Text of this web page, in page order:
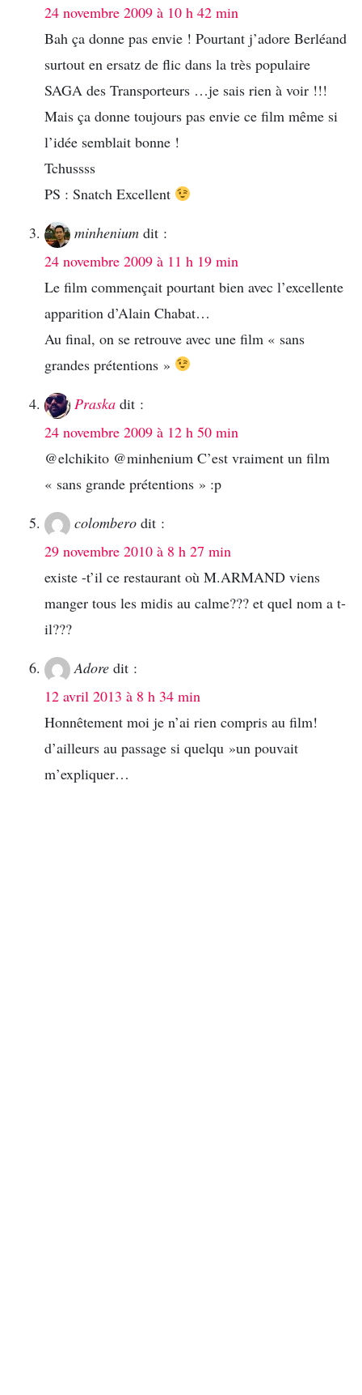
24 novembre 2009 à 10 h 42 min
Bah ça donne pas envie ! Pourtant j’adore Berléand
surtout en ersatz de flic dans la très populaire
SAGA des Transporteurs …je sais rien à voir !!!
Mais ça donne toujours pas envie ce film même si
l’idée semblait bonne !
Tchussss
PS : Snatch Excellent
minhenium dit :
24 novembre 2009 à 11 h 19 min
Le film commençait pourtant bien avec l’excellente
apparition d’Alain Chabat…
Au final, on se retrouve avec une film « sans
grandes prétentions »
Praska dit :
24 novembre 2009 à 12 h 50 min
@elchikito @minhenium C’est vraiment un film
« sans grande prétentions » :p
colombero dit :
29 novembre 2010 à 8 h 27 min
existe -t’il ce restaurant où M.ARMAND viens
manger tous les midis au calme??? et quel nom a t-
il???
Adore dit :
12 avril 2013 à 8 h 34 min
Honnêtement moi je n’ai rien compris au film!
d’ailleurs au passage si quelqu »un pouvait
m’expliquer…